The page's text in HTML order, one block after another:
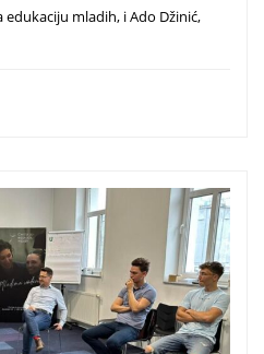
mladih, i Ado Džinić,